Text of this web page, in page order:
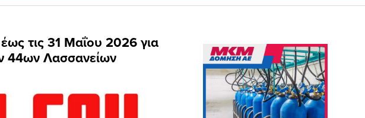
τις 31 Μαΐου 2026 για
44ων Λασσανείων